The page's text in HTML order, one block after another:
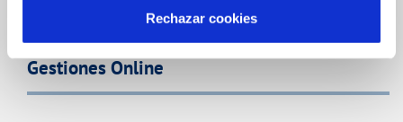
Rechazar cookies
Gestiones Online